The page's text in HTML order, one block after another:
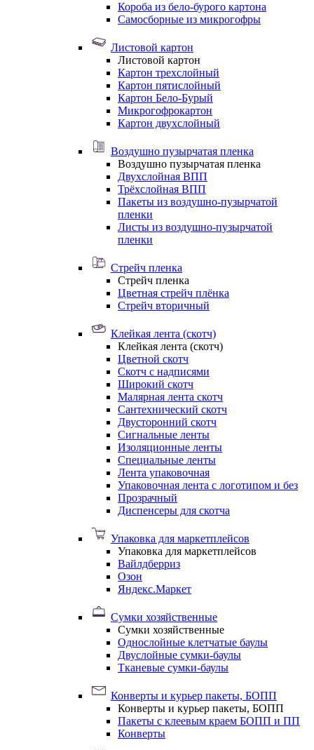
Короба из бело-бурого картона
Самосборные из микрогофры
Листовой картон
Листовой картон
Картон трехслойный
Картон пятислойный
Картон Бело-Бурый
Микрогофрокартон
Картон двухслойный
Воздушно пузырчатая пленка
Воздушно пузырчатая пленка
Двухслойная ВПП
Трёхслойная ВПП
Пакеты из воздушно-пузырчатой
пленки
Листы из воздушно-пузырчатой
пленки
Стрейч пленка
Стрейч пленка
Цветная стрейч плёнка
Стрейч вторичный
Клейкая лента (скотч)
Клейкая лента (скотч)
Цветной скотч
Скотч с надписями
Широкий скотч
Малярная лента скотч
Сантехнический скотч
Двусторонний скотч
Сигнальные ленты
Изоляционные ленты
Специальные ленты
Лента упаковочная
Упаковочная лента с логотипом и без
Прозрачный
Диспенсеры для скотча
Упаковка для маркетплейсов
Упаковка для маркетплейсов
Вайлдберриз
Озон
Яндекс.Маркет
Сумки хозяйственные
Сумки хозяйственные
Однослойные клетчатые баулы
Двуслойные сумки-баулы
Тканевые сумки-баулы
Конверты и курьер пакеты, БОПП
Конверты и курьер пакеты, БОПП
Пакеты с клеевым краем БОПП и ПП
Конверты